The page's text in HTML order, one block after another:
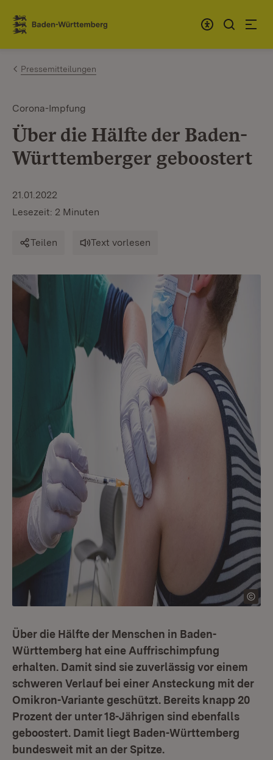
Zum Inhalt springen
Link zur Startseite
Pressemitteilungen
Corona-Impfung
Über die Hälfte der Baden-
Württemberger geboostert
21.01.2022
Lesezeit: 2 Minuten
Teilen Text vorlesen
Über die Hälfte der Menschen in Baden-
Württemberg hat eine Auffrischimpfung
erhalten. Damit sind sie zuverlässig vor einem
schweren Verlauf bei einer Ansteckung mit der
Omikron-Variante geschützt. Bereits knapp 20
Prozent der unter 18-Jährigen sind ebenfalls
geboostert. Damit liegt Baden-Württemberg
bundesweit mit an der Spitze.